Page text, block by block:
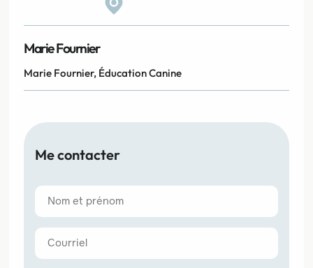
Marie Fournier
Marie Fournier, Éducation Canine
Me contacter